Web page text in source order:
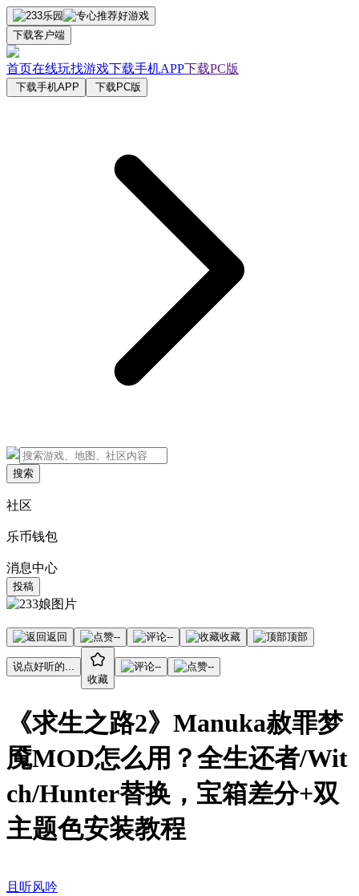
下载客户端
首页在线玩找游戏下载手机APP下载PC版
下载手机APP 下载PC版
搜索
社区
乐币钱包
消息中心
投稿
返回 -- -- 收藏 顶部
说点好听的...
收藏
-- --
《求生之路2》Manuka赦罪梦
魇MOD怎么用？全生还者/Wit
ch/Hunter替换，宝箱差分+双
主题色安装教程
且听风吟